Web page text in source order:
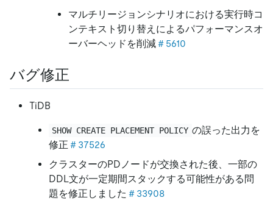
マルチリージョンシナリオにおける実行時コ
ンテキスト切り替えによるパフォーマンスオ
ーバーヘッドを削減＃5610
バグ修正
TiDB
SHOW CREATE PLACEMENT POLICY の誤った出力を
修正 ＃37526
クラスターのPDノードが交換された後、一部の
DDL文が一定期間スタックする可能性がある問
題を修正しました ＃33908